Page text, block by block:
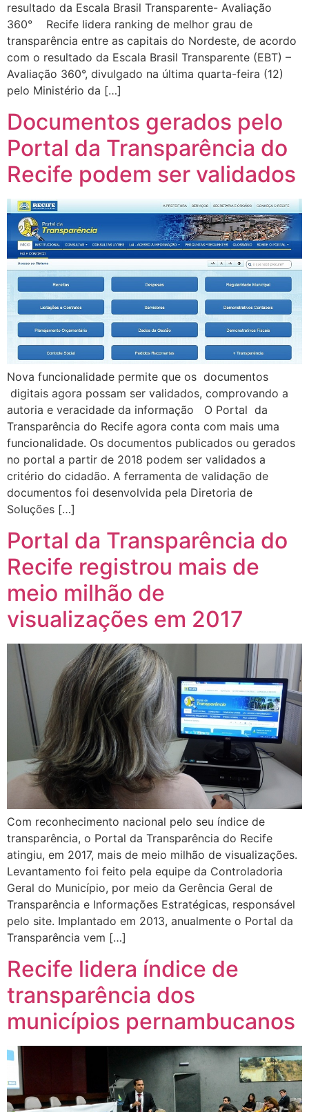
resultado da Escala Brasil Transparente- Avaliação
360° Recife lidera ranking de melhor grau de
transparência entre as capitais do Nordeste, de acordo
com o resultado da Escala Brasil Transparente (EBT) –
Avaliação 360°, divulgado na última quarta-feira (12)
pelo Ministério da […]
Documentos gerados pelo
Portal da Transparência do
Recife podem ser validados
Nova funcionalidade permite que os documentos
digitais agora possam ser validados, comprovando a
autoria e veracidade da informação O Portal da
Transparência do Recife agora conta com mais uma
funcionalidade. Os documentos publicados ou gerados
no portal a partir de 2018 podem ser validados a
critério do cidadão. A ferramenta de validação de
documentos foi desenvolvida pela Diretoria de
Soluções […]
Portal da Transparência do
Recife registrou mais de
meio milhão de
visualizações em 2017
Com reconhecimento nacional pelo seu índice de
transparência, o Portal da Transparência do Recife
atingiu, em 2017, mais de meio milhão de visualizações.
Levantamento foi feito pela equipe da Controladoria
Geral do Município, por meio da Gerência Geral de
Transparência e Informações Estratégicas, responsável
pelo site. Implantado em 2013, anualmente o Portal da
Transparência vem […]
Recife lidera índice de
transparência dos
municípios pernambucanos